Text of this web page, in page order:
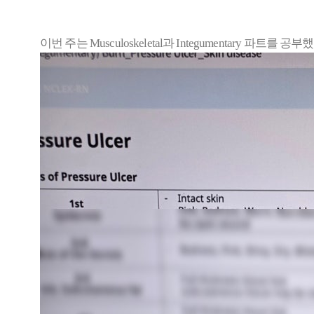
이번 주는 Musculoskeletal과 Integumentary 파트를 공부